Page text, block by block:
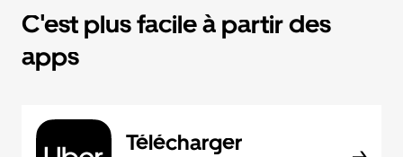
C'est plus facile à partir des
apps
Télécharger